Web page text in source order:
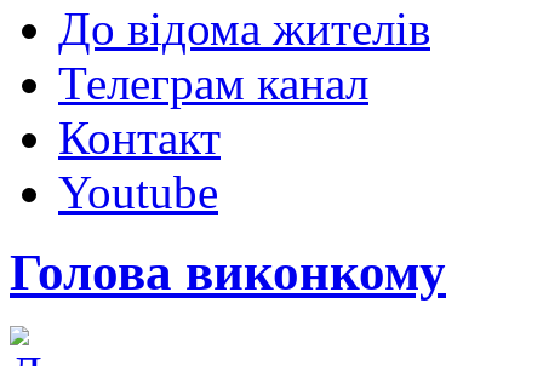
До відома жителів
Телеграм канал
Контакт
Youtube
Голова виконкому